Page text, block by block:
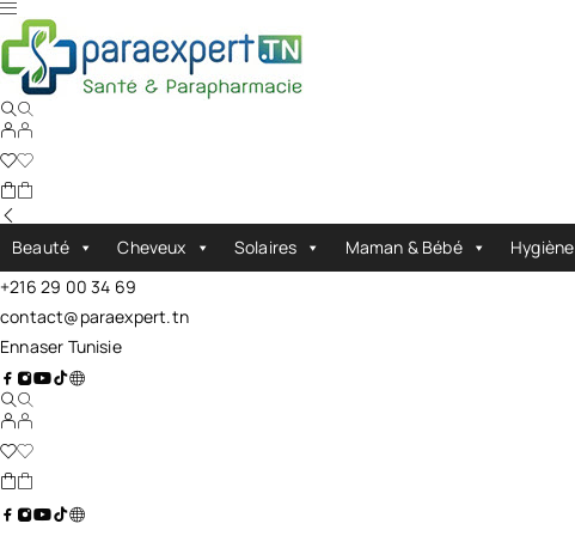
Beauté Cheveux Solaires Maman & Bébé Hygiène
+216 29 00 34 69
contact@paraexpert.tn
Ennaser Tunisie